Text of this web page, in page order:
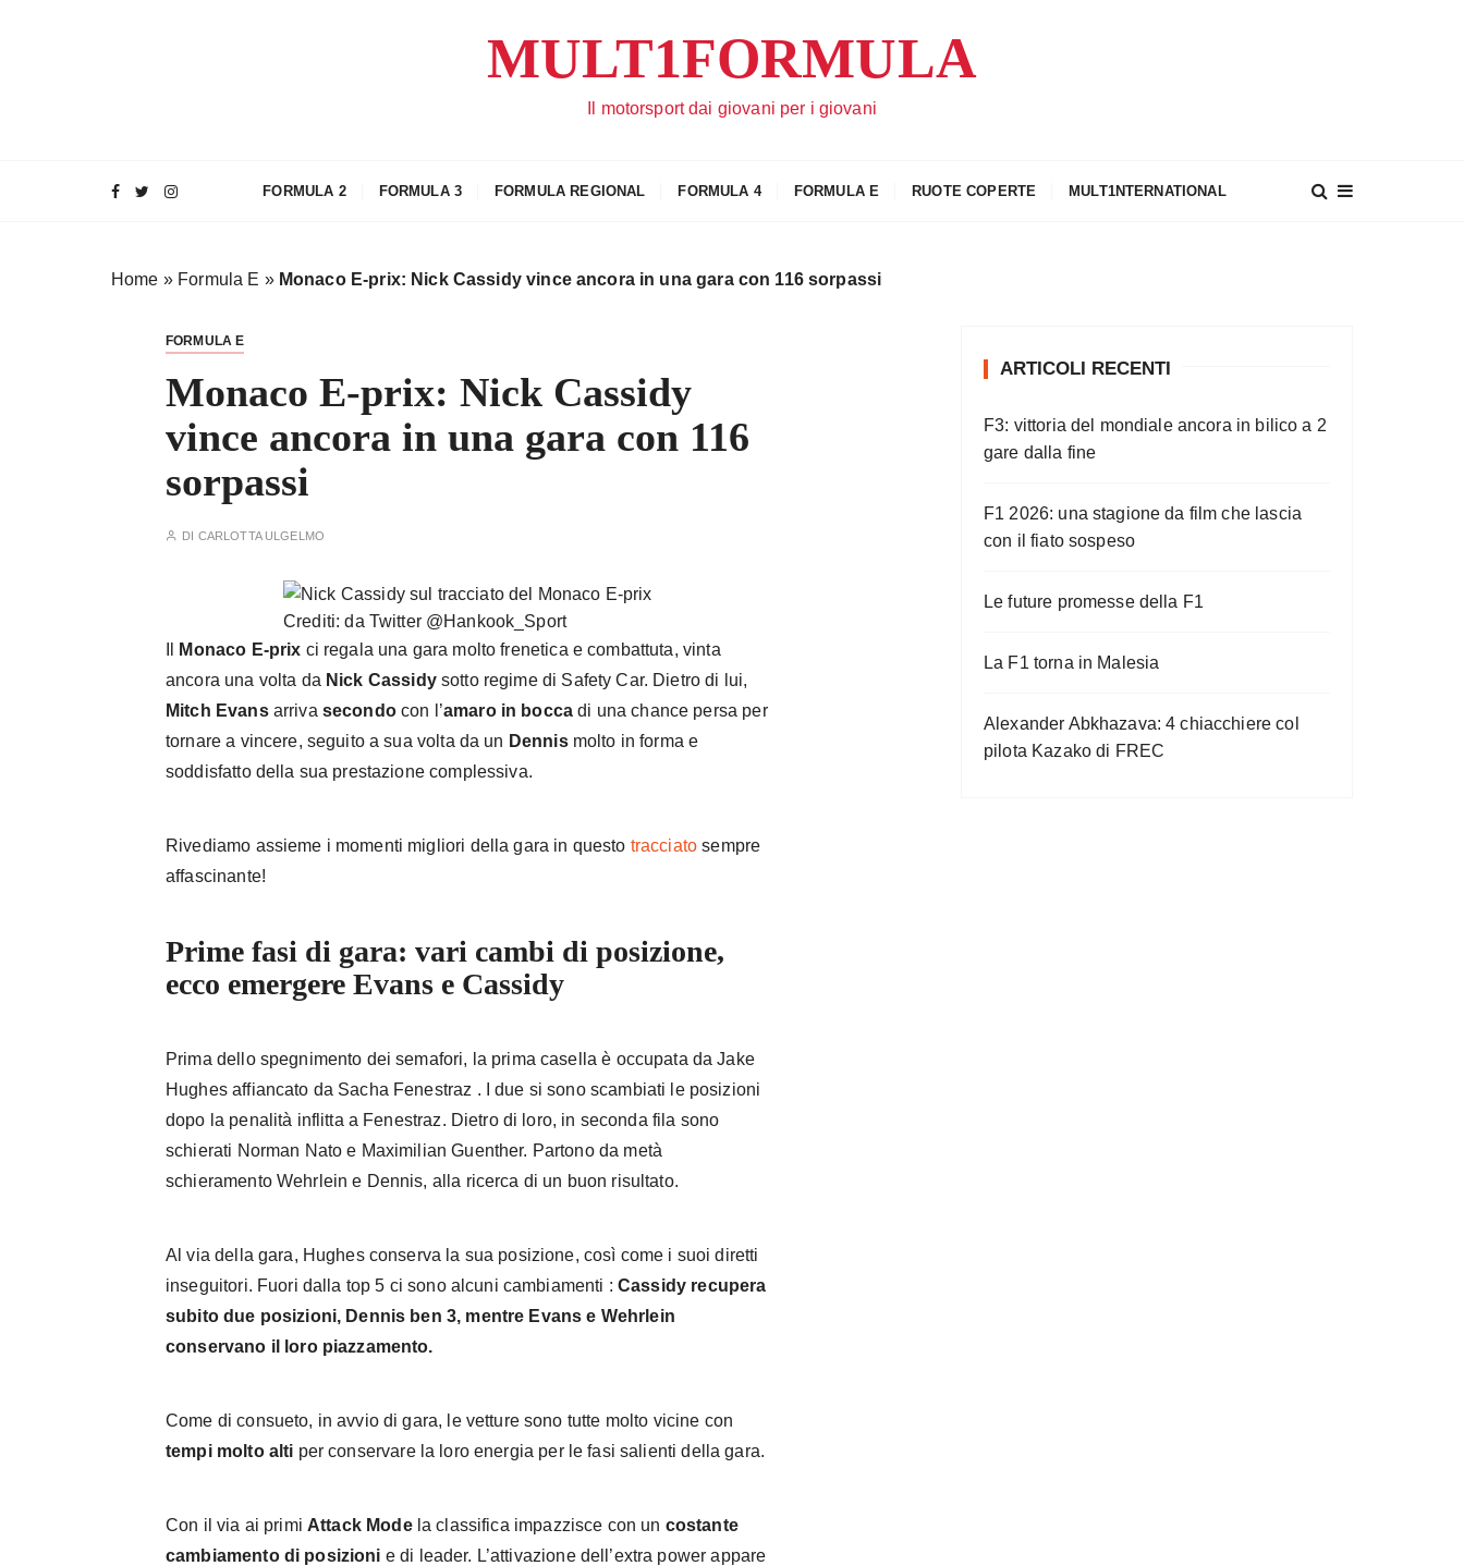
MULT1FORMULA
Il motorsport dai giovani per i giovani
FORMULA 2 FORMULA 3 FORMULA REGIONAL FORMULA 4 FORMULA E RUOTE COPERTE MULT1NTERNATIONAL
Home » Formula E » Monaco E-prix: Nick Cassidy vince ancora in una gara con 116 sorpassi
FORMULA E
Monaco E-prix: Nick Cassidy
vince ancora in una gara con 116
sorpassi
DI CARLOTTA ULGELMO
Crediti: da Twitter @Hankook_Sport
Monaco E-prix ci regala una gara molto frenetica e combattuta, vinta
ancora una volta da Nick Cassidy sotto regime di Safety Car. Dietro di lui,
Mitch Evansarriva secondocon l’amaro in bocca di una chance persa per
tornare a vincere, seguito a sua volta da un Dennis molto in forma e
soddisfatto della sua prestazione complessiva.
Rivediamo assieme i momenti migliori della gara in questo tracciato sempre
affascinante!
Prime fasi di gara: vari cambi di posizione,
ecco emergere Evans e Cassidy
Prima dello spegnimento dei semafori, la prima casella è occupata da Jake
Hughes affiancato da Sacha Fenestraz . I due si sono scambiati le posizioni
dopo la penalità inflitta a Fenestraz. Dietro di loro, in seconda fila sono
schierati Norman Nato e Maximilian Guenther. Partono da metà
schieramento Wehrlein e Dennis, alla ricerca di un buon risultato.
Al via della gara, Hughes conserva la sua posizione, così come i suoi diretti
inseguitori. Fuori dalla top 5 ci sono alcuni cambiamenti : Cassidy recupera
subito due posizioni, Dennis ben 3, mentre Evans e Wehrlein
conservano il loro piazzamento.
Come di consueto, in avvio di gara, le vetture sono tutte molto vicine con
tempi molto alti per conservare la loro energia per le fasi salienti della gara.
Con il via ai primi Attack Modela classifica impazzisce con un costante
cambiamento di posizioni e di leader. L’attivazione dell’extra power appare
ARTICOLI RECENTI
F3: vittoria del mondiale ancora in bilico a 2
gare dalla fine
F1 2026: una stagione da film che lascia
con il fiato sospeso
Le future promesse della F1
La F1 torna in Malesia
Alexander Abkhazava: 4 chiacchiere col
pilota Kazako di FREC